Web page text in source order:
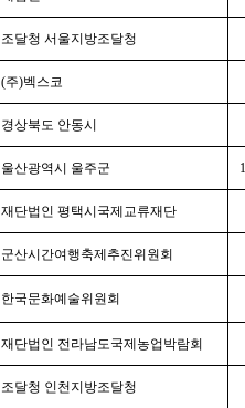
조달청 서울지방조달청
(주)벡스코
경상북도 안동시
울산광역시 울주군
재단법인 평택시국제교류재단
군산시간여행축제추진위원회
한국문화예술위원회
재단법인 전라남도국제농업박람회
조달청 인천지방조달청